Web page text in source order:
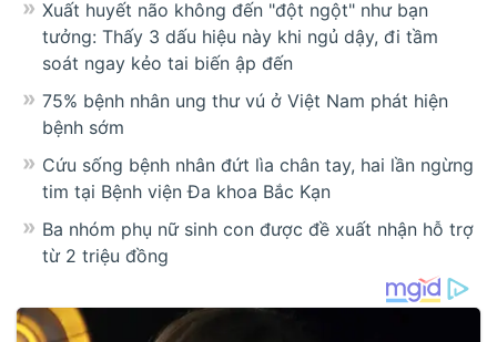
Xuất huyết não không đến "đột ngột" như bạn
tưởng: Thấy 3 dấu hiệu này khi ngủ dậy, đi tầm
soát ngay kẻo tai biến ập đến
75% bệnh nhân ung thư vú ở Việt Nam phát hiện
bệnh sớm
Cứu sống bệnh nhân đứt lìa chân tay, hai lần ngừng
tim tại Bệnh viện Đa khoa Bắc Kạn
Ba nhóm phụ nữ sinh con được đề xuất nhận hỗ trợ
từ 2 triệu đồng